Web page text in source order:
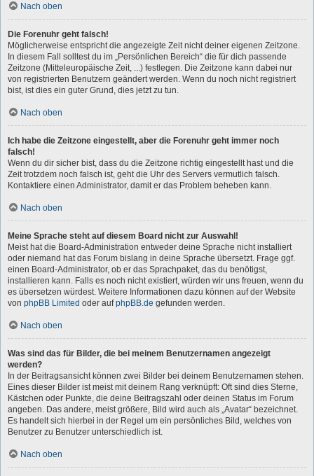
Nach oben
Die Forenuhr geht falsch!
Möglicherweise entspricht die angezeigte Zeit nicht deiner eigenen Zeitzone.
In diesem Fall solltest du im „Persönlichen Bereich“ die für dich passende
Zeitzone (Mitteleuropäische Zeit, ...) festlegen. Die Zeitzone kann dabei nur
von registrierten Benutzern geändert werden. Wenn du noch nicht registriert
bist, ist dies ein guter Grund, dies jetzt zu tun.
Nach oben
Ich habe die Zeitzone eingestellt, aber die Forenuhr geht immer noch
falsch!
Wenn du dir sicher bist, dass du die Zeitzone richtig eingestellt hast und die
Zeit trotzdem noch falsch ist, geht die Uhr des Servers vermutlich falsch.
Kontaktiere einen Administrator, damit er das Problem beheben kann.
Nach oben
Meine Sprache steht auf diesem Board nicht zur Auswahl!
Meist hat die Board-Administration entweder deine Sprache nicht installiert
oder niemand hat das Forum bislang in deine Sprache übersetzt. Frage ggf.
einen Board-Administrator, ob er das Sprachpaket, das du benötigst,
installieren kann. Falls es noch nicht existiert, würden wir uns freuen, wenn du
es übersetzen würdest. Weitere Informationen dazu können auf der Website
von phpBB Limited oder aufphpBB.de gefunden werden.
Nach oben
Was sind das für Bilder, die bei meinem Benutzernamen angezeigt
werden?
In der Beitragsansicht können zwei Bilder bei deinem Benutzernamen stehen.
Eines dieser Bilder ist meist mit deinem Rang verknüpft: Oft sind dies Sterne,
Kästchen oder Punkte, die deine Beitragszahl oder deinen Status im Forum
angeben. Das andere, meist größere, Bild wird auch als „Avatar“ bezeichnet.
Es handelt sich hierbei in der Regel um ein persönliches Bild, welches von
Benutzer zu Benutzer unterschiedlich ist.
Nach oben